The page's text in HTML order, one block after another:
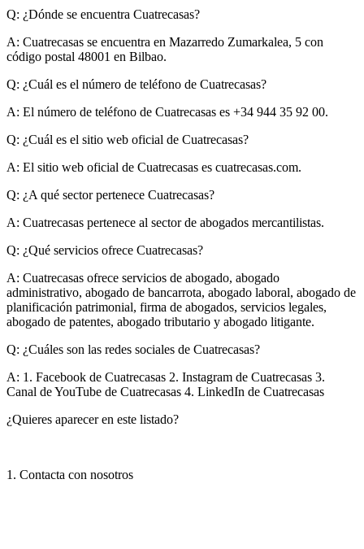
Q: ¿Dónde se encuentra Cuatrecasas?
A: Cuatrecasas se encuentra en Mazarredo Zumarkalea, 5 con
código postal 48001 en Bilbao.
Q: ¿Cuál es el número de teléfono de Cuatrecasas?
A: El número de teléfono de Cuatrecasas es +34 944 35 92 00.
Q: ¿Cuál es el sitio web oficial de Cuatrecasas?
A: El sitio web oficial de Cuatrecasas es cuatrecasas.com.
Q: ¿A qué sector pertenece Cuatrecasas?
A: Cuatrecasas pertenece al sector de abogados mercantilistas.
Q: ¿Qué servicios ofrece Cuatrecasas?
A: Cuatrecasas ofrece servicios de abogado, abogado
administrativo, abogado de bancarrota, abogado laboral, abogado de
planificación patrimonial, firma de abogados, servicios legales,
abogado de patentes, abogado tributario y abogado litigante.
Q: ¿Cuáles son las redes sociales de Cuatrecasas?
A: 1. Facebook de Cuatrecasas 2. Instagram de Cuatrecasas 3.
Canal de YouTube de Cuatrecasas 4. LinkedIn de Cuatrecasas
¿Quieres aparecer en este listado?
1. Contacta con nosotros